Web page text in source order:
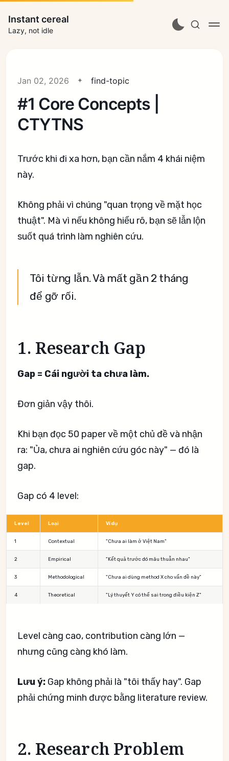
Instant cereal
Lazy, not idle
Jan 02, 2026 find-topic
#1 Core Concepts |
CTYTNS
Trước khi đi xa hơn, bạn cần nắm 4 khái niệm
này.
Không phải vì chúng "quan trọng về mặt học
thuật". Mà vì nếu không hiểu rõ, bạn sẽ lẫn lộn
suốt quá trình làm nghiên cứu.
Tôi từng lẫn. Và mất gần 2 tháng
để gỡ rối.
1. Research Gap
Gap = Cái người ta chưa làm.
Đơn giản vậy thôi.
Khi bạn đọc 50 paper về một chủ đề và nhận
ra: "Ủa, chưa ai nghiên cứu góc này" — đó là
gap.
Gap có 4 level:
Level Loại Ví dụ
1 Contextual "Chưa ai làm ở Việt Nam"
2 Empirical "Kết quả trước đó mâu thuẫn nhau"
3 Methodological "Chưa ai dùng method X cho vấn đề này"
4 Theoretical "Lý thuyết Y có thể sai trong điều kiện Z"
Level càng cao, contribution càng lớn —
nhưng cũng càng khó làm.
Lưu ý: Gap không phải là "tôi thấy hay". Gap
phải chứng minh được bằng literature review.
2. Research Problem